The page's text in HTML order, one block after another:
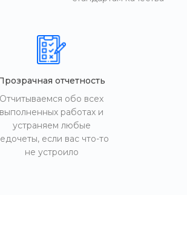
отчетность
Отчитываемся обо всех
выполненных работах и
устраняем любые
если вас что-то
не устроило